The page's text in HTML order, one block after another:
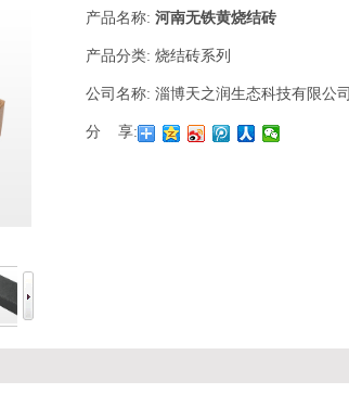
产品名称: 河南无铁黄烧结砖
产品分类: 烧结砖系列
公司名称: 淄博天之润生态科技有限公司
分 享: